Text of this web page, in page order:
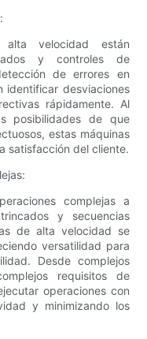
alta velocidad están
y controles de
de errores en
identificar desviaciones
rápidamente. Al
posibilidades de que
estas máquinas
satisfacción del cliente.
complejas a
y secuencias
de alta velocidad se
versatilidad para
Desde complejos
requisitos de
operaciones con
y minimizando los